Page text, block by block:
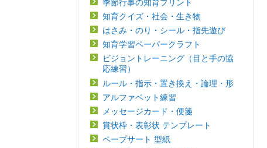
季節行事の知育プリント
知育クイズ・社会・生き物
はさみ・のり・シール・指先遊び
知育学習ペーパークラフト
ビジョントレーニング（目と手の協
応練習）
ルール・指示・置き換え・論理・形
アルファベット練習
メッセージカード・便箋
賞状枠・表彰状 テンプレート
ペープサート 型紙